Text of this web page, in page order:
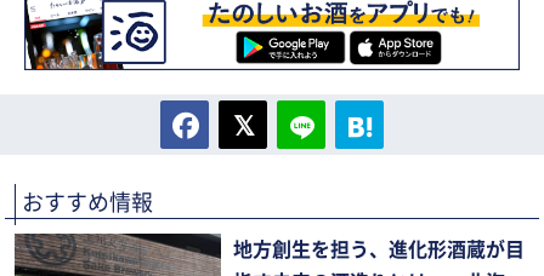
おすすめ情報
地方創生を担う、進化形酒蔵が目